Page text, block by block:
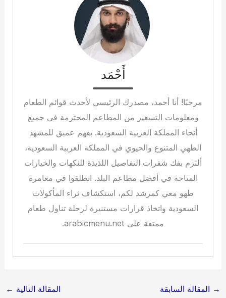
أَحْمَد
مرحبًا! أنا أحمد، مصدرك الرئيسي لأحدث قوائم الطعام
ومعلومات التسعير من المطاعم المحترمة في جميع
أنحاء المملكة العربية السعودية. بفهم عميق للمشهد
الطهي المتنوع والحيوي في المملكة العربية السعودية،
ألتزم بفك شفرات التفاصيل اللذيذة للنكهات والخيارات
المتاحة في أفضل مطاعم البلد. انطلقوا في مغامرة
طهو معي كمرشد لكم، استكشاف ثراء المأكولات
السعودية واتخاذ قرارات مستنيرة لرحلة تناول طعام
ممتعة على arabicmenu.net.
→ المقالة السابقة المقالة التالية ←